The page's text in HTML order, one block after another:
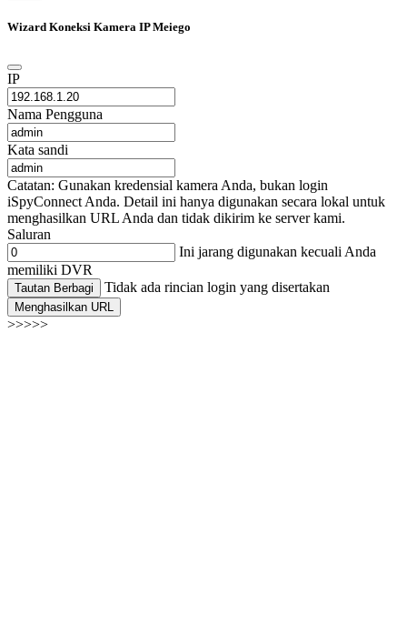
Wizard Koneksi Kamera IP Meiego
IP
Nama Pengguna
Kata sandi
Catatan: Gunakan kredensial kamera Anda, bukan login
iSpyConnect Anda. Detail ini hanya digunakan secara lokal untuk
menghasilkan URL Anda dan tidak dikirim ke server kami.
Saluran
Ini jarang digunakan kecuali Anda
memiliki DVR
Tautan Berbagi Tidak ada rincian login yang disertakan
Menghasilkan URL
>>>>>